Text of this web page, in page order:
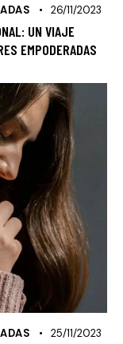
26/11/2023
UN VIAJE
EMPODERADAS
25/11/2023